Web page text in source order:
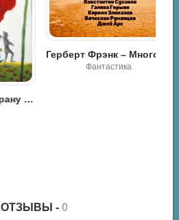
Путешествие в Страну Оз - Лаймен Фрэнк Баум
Герберт Фрэнк – МногоГолосье. Фрэнк Герберт
Фантастика
ОТЗЫВЫ - 0